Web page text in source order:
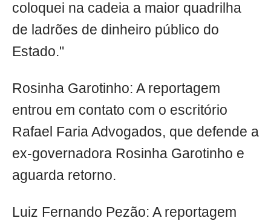
coloquei na cadeia a maior quadrilha
de ladrões de dinheiro público do
Estado."
Rosinha Garotinho: A reportagem
entrou em contato com o escritório
Rafael Faria Advogados, que defende a
ex-governadora Rosinha Garotinho e
aguarda retorno.
Luiz Fernando Pezão: A reportagem